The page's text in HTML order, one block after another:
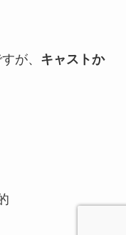
が、 キャストか